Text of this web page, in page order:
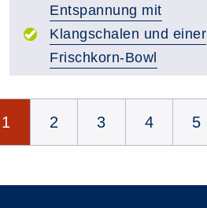
Entspannung mit
Klangschalen und einer
Frischkorn-Bowl
1 2 3 4 5